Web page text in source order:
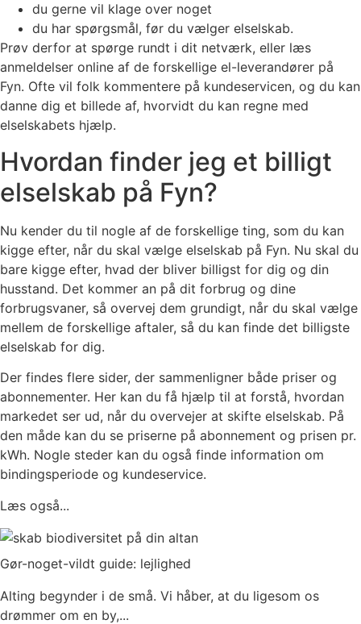
du gerne vil klage over noget
du har spørgsmål, før du vælger elselskab.
Prøv derfor at spørge rundt i dit netværk, eller læs
anmeldelser online af de forskellige el-leverandører på
Fyn. Ofte vil folk kommentere på kundeservicen, og du kan
danne dig et billede af, hvorvidt du kan regne med
elselskabets hjælp.
Hvordan finder jeg et billigt
elselskab på Fyn?
Nu kender du til nogle af de forskellige ting, som du kan
kigge efter, når du skal vælge elselskab på Fyn. Nu skal du
bare kigge efter, hvad der bliver billigst for dig og din
husstand. Det kommer an på dit forbrug og dine
forbrugsvaner, så overvej dem grundigt, når du skal vælge
mellem de forskellige aftaler, så du kan finde det billigste
elselskab for dig.
Der findes flere sider, der sammenligner både priser og
abonnementer. Her kan du få hjælp til at forstå, hvordan
markedet ser ud, når du overvejer at skifte elselskab. På
den måde kan du se priserne på abonnement og prisen pr.
kWh. Nogle steder kan du også finde information om
bindingsperiode og kundeservice.
Læs også...
Gør-noget-vildt guide: lejlighed
Alting begynder i de små. Vi håber, at du ligesom os
drømmer om en by,...